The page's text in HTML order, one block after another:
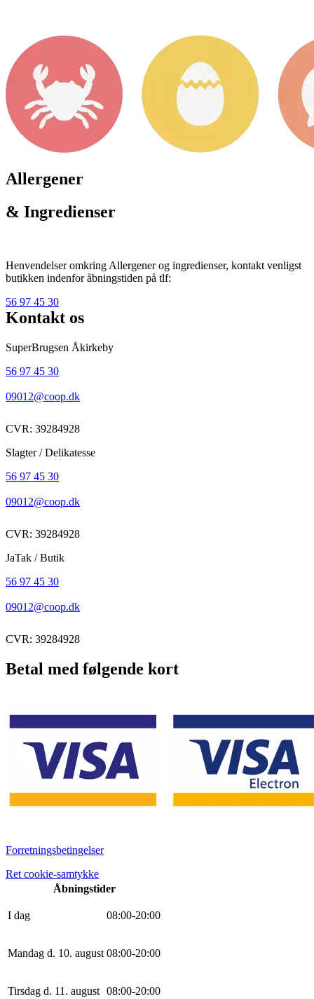
Allergener
& Ingredienser
Henvendelser omkring Allergener og ingredienser, kontakt venligst
butikken indenfor åbningstiden på tlf:
56 97 45 30
Kontakt os
SuperBrugsen Åkirkeby
56 97 45 30
09012@coop.dk
CVR: 39284928
Slagter / Delikatesse
56 97 45 30
09012@coop.dk
CVR: 39284928
JaTak / Butik
56 97 45 30
09012@coop.dk
CVR: 39284928
Betal med følgende kort
Forretningsbetingelser
Ret cookie-samtykke
Åbningstider
I dag 08:00-20:00
Mandag d. 10. august 08:00-20:00
Tirsdag d. 11. august 08:00-20:00